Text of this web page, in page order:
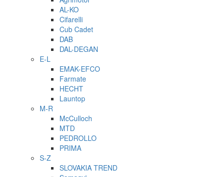
AL-KO
Cifarelli
Cub Cadet
DAB
DAL-DEGAN
E-L
EMAK-EFCO
Farmate
HECHT
Launtop
M-R
McCulloch
MTD
PEDROLLO
PRIMA
S-Z
SLOVAKIA TREND